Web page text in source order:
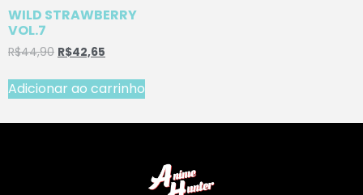
WILD STRAWBERRY
VOL.7
R$44,90 R$42,65
Adicionar ao carrinho